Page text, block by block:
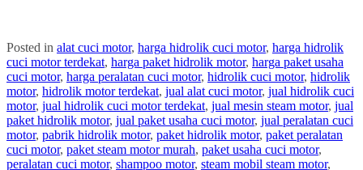
Posted in alat cuci motor, harga hidrolik cuci motor, harga hidrolik
cuci motor terdekat, harga paket hidrolik motor, harga paket usaha
cuci motor, harga peralatan cuci motor, hidrolik cuci motor, hidrolik
motor, hidrolik motor terdekat, jual alat cuci motor, jual hidrolik cuci
motor, jual hidrolik cuci motor terdekat, jual mesin steam motor, jual
paket hidrolik motor, jual paket usaha cuci motor, jual peralatan cuci
motor, pabrik hidrolik motor, paket hidrolik motor, paket peralatan
cuci motor, paket steam motor murah, paket usaha cuci motor,
peralatan cuci motor, shampoo motor, steam mobil steam motor,